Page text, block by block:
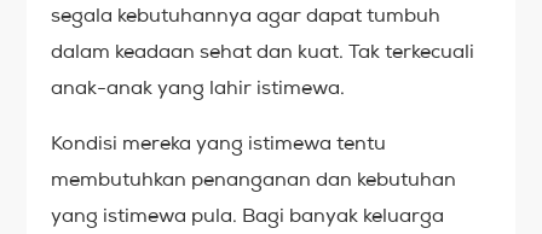
segala kebutuhannya agar dapat tumbuh
dalam keadaan sehat dan kuat. Tak terkecuali
anak-anak yang lahir istimewa.
Kondisi mereka yang istimewa tentu
membutuhkan penanganan dan kebutuhan
yang istimewa pula. Bagi banyak keluarga